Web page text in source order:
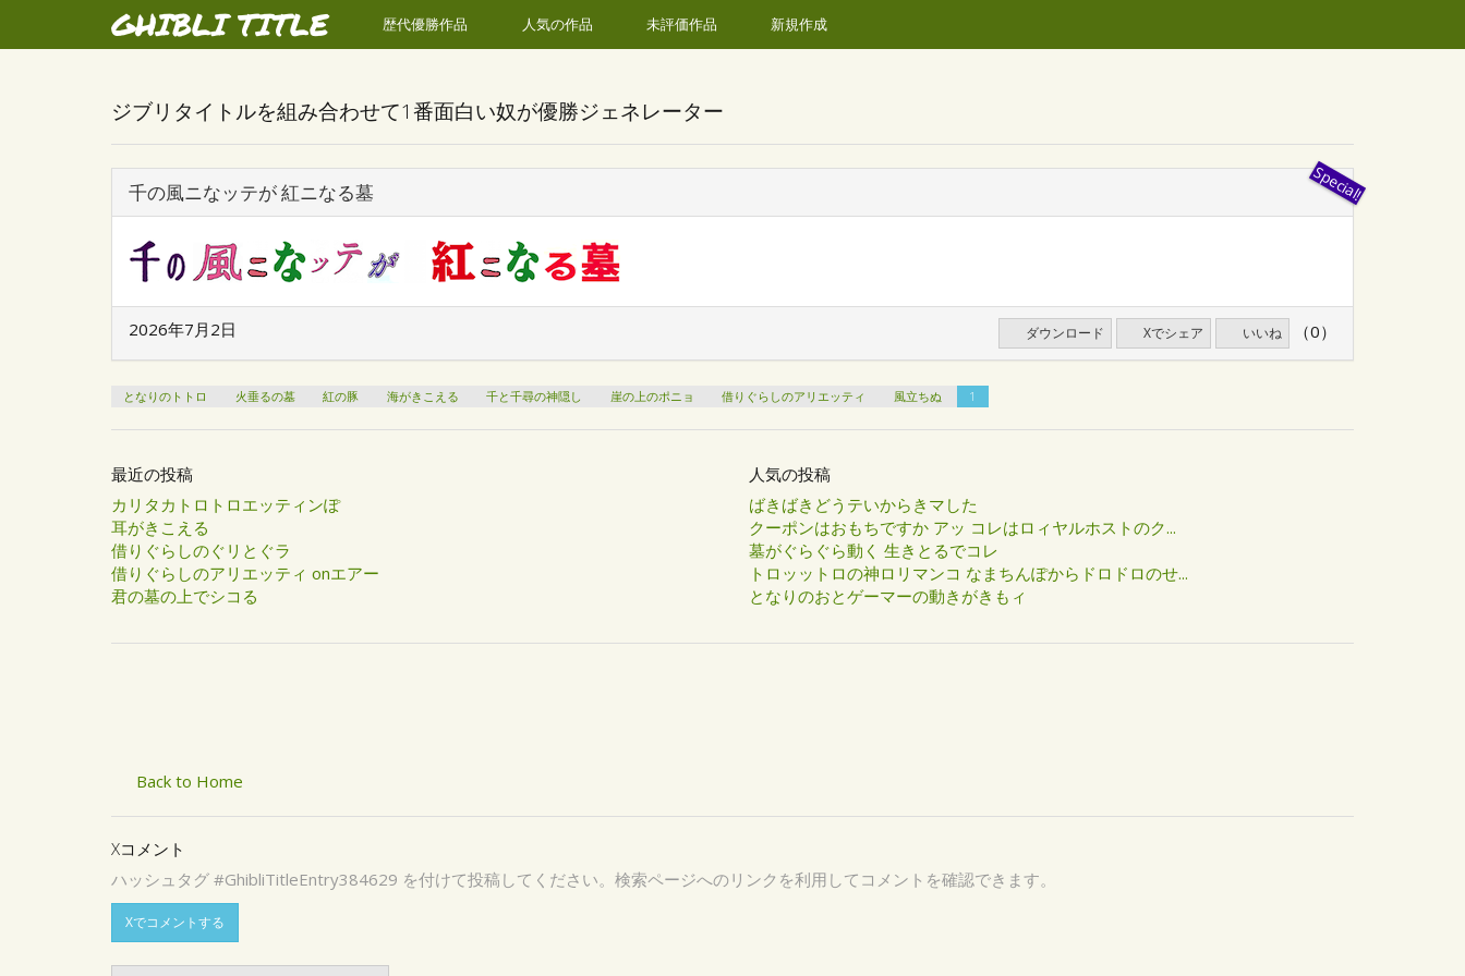
GHIBLI TITLE 歴代優勝作品 人気の作品 未評価作品 新規作成
ジブリタイトルを組み合わせて1番面白い奴が優勝ジェネレーター
千の風ニなッテが 紅ニなる墓
2026年7月2日 ダウンロード Xでシェア いいね （0）
となりのトトロ 火垂るの墓 紅の豚 海がきこえる 千と千尋の神隠し 崖の上のポニョ 借りぐらしのアリエッティ 風立ちぬ 1
最近の投稿
カリタカトロトロエッティンぽ
耳がきこえる
借りぐらしのぐリとぐラ
借りぐらしのアリエッティ onエアー
君の墓の上でシコる
人気の投稿
ばきばきどうテいからきマした
クーポンはおもちですか アッ コレはロィヤルホストのク...
墓がぐらぐら動く 生きとるでコレ
トロッットロの神ロリマンコ なまちんぽからドロドロのせ...
となりのおとゲーマーの動きがきもィ
Back to Home
Xコメント
ハッシュタグ #GhibliTitleEntry384629 を付けて投稿してください。検索ページへのリンクを利用してコメントを確認できます。
Xでコメントする